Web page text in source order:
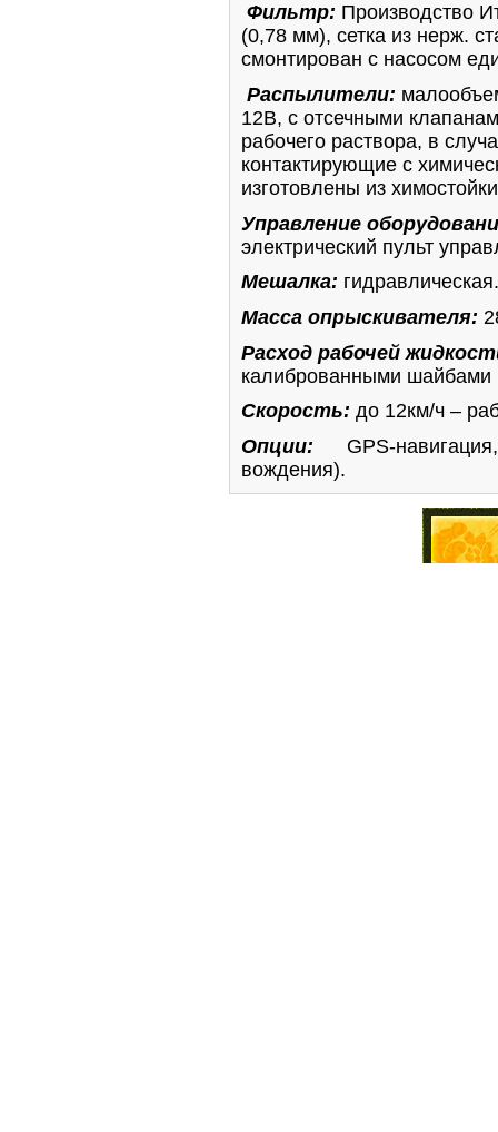
Фильтр: Производство
(0,78 мм), сетка из нерж.
смонтирован с насосом
Распылители:
12В, с отсечными
рабочего раствора, в
контактирующие с
изготовлены из
Управление
электрический пульт
Мешалка: гидравлическая.
Масса опрыскивателя:
Расход рабочей
калиброванными
Скорость: до 12км/ч –
Опции:
GPS-
вождения).